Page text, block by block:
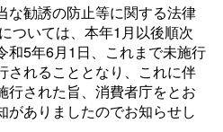
勧誘の防止等に関する法律
ついては、本年1月以後順次
和5年6月1日、これまで未施行
されることとなり、これに伴
行された旨、消費者庁をとお
がありましたのでお知らせし